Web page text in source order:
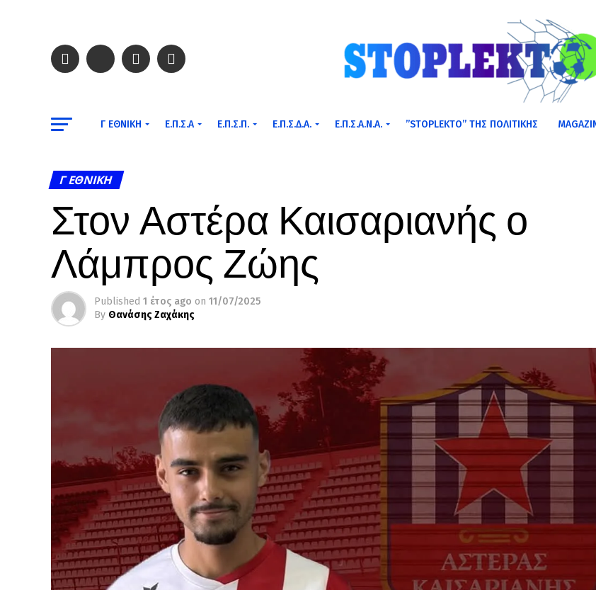
Γ ΕΘΝΙΚΉ Ε.Π.Σ.Α Ε.Π.Σ.Π. Ε.Π.Σ.Δ.Α. Ε.Π.Σ.Α.Ν.Α. ”STOPLEKTO” ΤΗΣ ΠΟΛΙΤΙΚΗΣ
Γ ΕΘΝΙΚΉ
Στον Αστέρα Καισαριανής ο
Λάμπρος Ζώης
Published 1 έτος ago on 11/07/2025
By Θανάσης Ζαχάκης